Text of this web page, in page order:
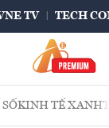
TV TECH
KINH TẾ XANH